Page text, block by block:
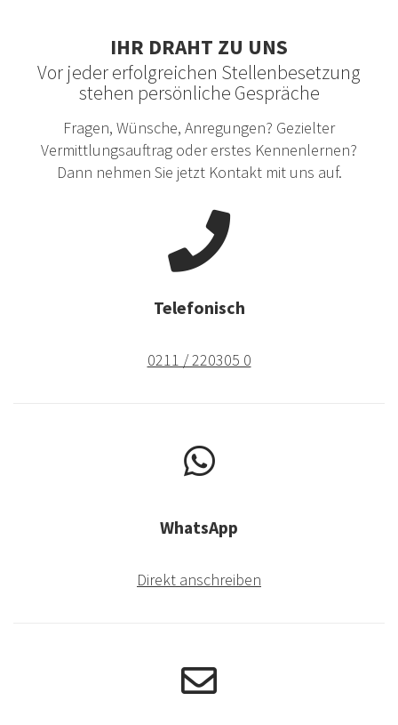
IHR DRAHT ZU UNS
Vor jeder erfolgreichen Stellenbesetzung
stehen persönliche Gespräche
Fragen, Wünsche, Anregungen? Gezielter
Vermittlungsauftrag oder erstes Kennenlernen?
Dann nehmen Sie jetzt Kontakt mit uns auf.
Telefonisch
0211 / 220305 0
WhatsApp
Direkt anschreiben